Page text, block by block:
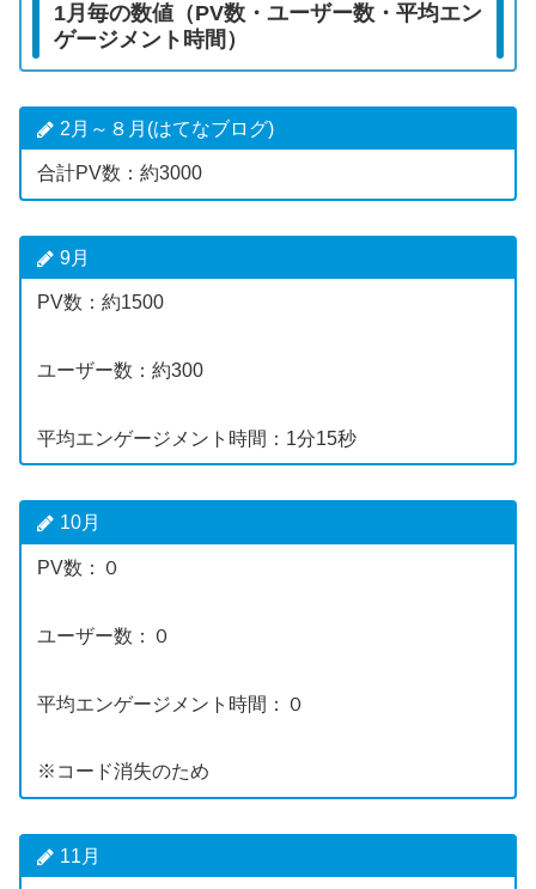
1月毎の数値（PV数・ユーザー数・平均エン
ゲージメント時間）
2月～８月(はてなブログ)
合計PV数：約3000
9月
PV数：約1500
ユーザー数：約300
平均エンゲージメント時間：1分15秒
10月
PV数：０
ユーザー数：０
平均エンゲージメント時間：０
※コード消失のため
11月